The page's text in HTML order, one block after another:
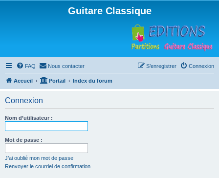
Guitare Classique
FAQ Nous contacter Connexion
S’enregistrer
Accueil Portail Index du forum
Connexion
Nom d’utilisateur :
Mot de passe :
J’ai oublié mon mot de passe
Renvoyer le courriel de confirmation